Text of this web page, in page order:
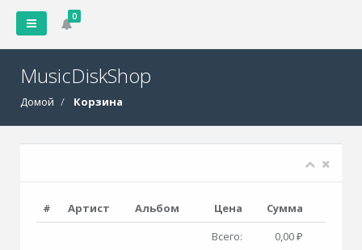
0
MusicDiskShop
Домой Корзина
# Артист Альбом Цена
Сумма
Всего:
0,00 ₽